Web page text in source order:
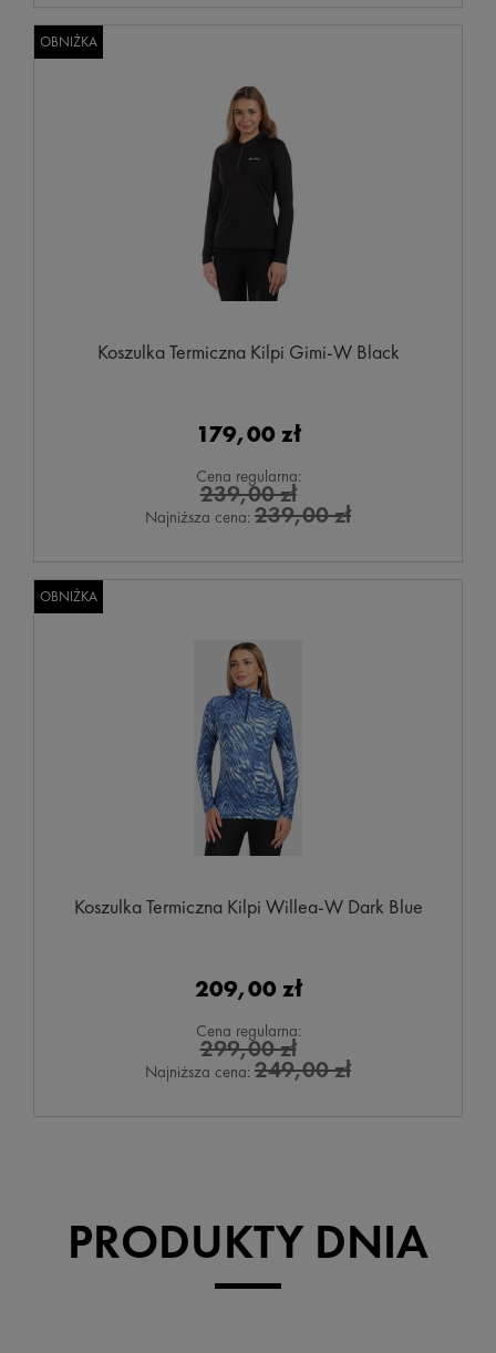
Koszulka Termiczna Kilpi Gimi-W Black
179,00 zł
Cena regularna:
239,00 zł
Najniższa cena: 239,00 zł
OBNIŻKA
Koszulka Termiczna Kilpi Willea-W Dark Blue
209,00 zł
Cena regularna:
299,00 zł
Najniższa cena: 249,00 zł
OBNIŻKA
PRODUKTY DNIA